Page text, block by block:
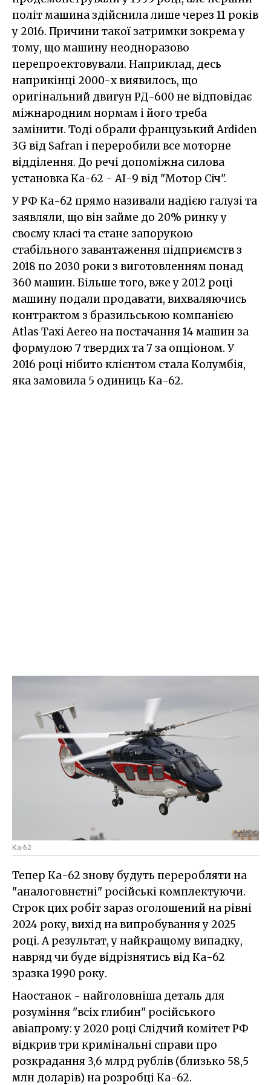
політ машина здійснила лише через 11 років
у 2016. Причини такої затримки зокрема у
тому, що машину неодноразово
перепроектовували. Наприклад, десь
наприкінці 2000-х виявилось, що
оригінальний двигун РД-600 не відповідає
міжнародним нормам і його треба
замінити. Тоді обрали французький Ardiden
3G від Safran і переробили все моторне
відділення. До речі допоміжна силова
установка Ка-62 - АІ-9 від "Мотор Січ".
У РФ Ка-62 прямо називали надією галузі та
заявляли, що він займе до 20% ринку у
своєму класі та стане запорукою
стабільного завантаження підприємств з
2018 по 2030 роки з виготовленням понад
360 машин. Більше того, вже у 2012 році
машину подали продавати, вихваляючись
контрактом з бразильською компанією
Atlas Taxi Aereo на постачання 14 машин за
формулою 7 твердих та 7 за опціоном. У
2016 році нібито клієнтом стала Колумбія,
яка замовила 5 одиниць Ка-62.
Ка-62
Тепер Ка-62 знову будуть переробляти на
"аналоговнєтні" російські комплектуючи.
Строк цих робіт зараз оголошений на рівні
2024 року, вихід на випробування у 2025
році. А результат, у найкращому випадку,
навряд чи буде відрізнятись від Ка-62
зразка 1990 року.
Наостанок - найголовніша деталь для
розуміння "всіх глибин" російського
авіапрому: у 2020 році Слідчий комітет РФ
відкрив три кримінальні справи про
розкрадання 3,6 млрд рублів (близько 58,5
млн доларів) на розробці Ка-62.